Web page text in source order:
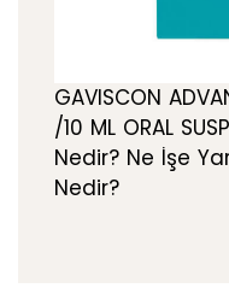
GAVISCON
/10 ML ORAL
Nedir? Ne İşe
Nedir?